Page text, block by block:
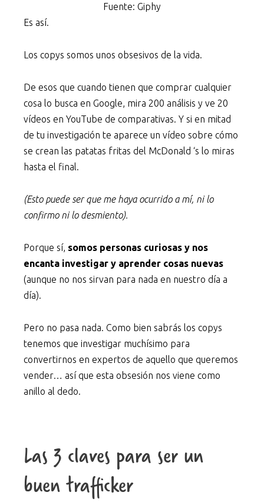
Fuente: Giphy
Es así.
Los copys somos unos obsesivos de la vida.
De esos que cuando tienen que comprar cualquier
cosa lo busca en Google, mira 200 análisis y ve 20
vídeos en YouTube de comparativas. Y si en mitad
de tu investigación te aparece un vídeo sobre cómo
se crean las patatas fritas del McDonald ‘s lo miras
hasta el final.
(Esto puede ser que me haya ocurrido a mí, ni lo
confirmo ni lo desmiento).
Porque sí, somos personas curiosas y nos
encanta investigar y aprender cosas nuevas
(aunque no nos sirvan para nada en nuestro día a
día).
Pero no pasa nada. Como bien sabrás los copys
tenemos que investigar muchísimo para
convertirnos en expertos de aquello que queremos
vender… así que esta obsesión nos viene como
anillo al dedo.
Las 3 claves para ser un
buen trafficker